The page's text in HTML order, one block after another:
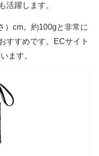
活躍します。
cm。約100gと非常に
すすめです。ECサイト
ます。